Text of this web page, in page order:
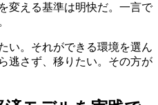
変える基準は明快だ。一言で
い。それができる環境を選ん
逃さず、移りたい。その方が